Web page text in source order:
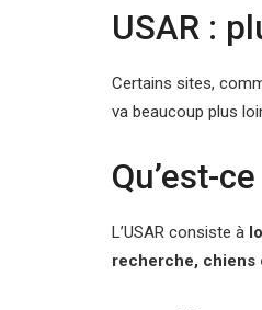
USAR :
Certains sites,
va beaucoup plus
Qu’est-
L’USAR consiste à
recherche, chiens